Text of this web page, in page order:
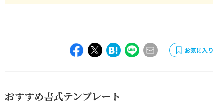
おすすめ書式テンプレート